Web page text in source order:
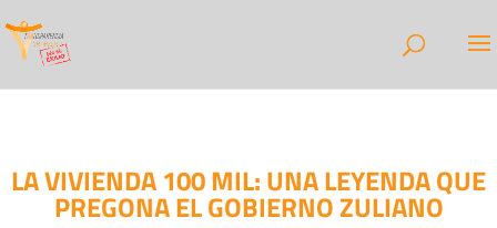
LA VIVIENDA 100 MIL: UNA LEYENDA QUE
PREGONA EL GOBIERNO ZULIANO